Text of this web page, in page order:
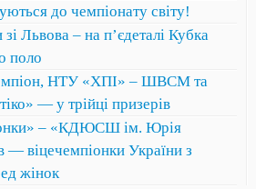
до чемпіонату світу!
Львова – на пʼєдеталі Кубка
поло
НТУ «ХПІ» – ШВСМ та
— у трійці призерів
– «КДЮСШ ім. Юрія
— віцечемпіонки України з
жінок